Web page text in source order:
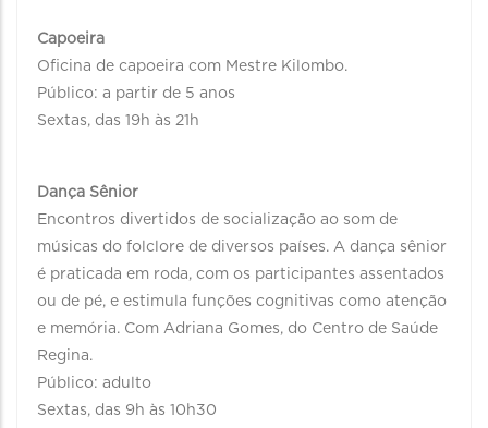
Capoeira
Oficina de capoeira com Mestre Kilombo.
Público: a partir de 5 anos
Sextas, das 19h às 21h
Dança Sênior
Encontros divertidos de socialização ao som de
músicas do folclore de diversos países. A dança sênior
é praticada em roda, com os participantes assentados
ou de pé, e estimula funções cognitivas como atenção
e memória. Com Adriana Gomes, do Centro de Saúde
Regina.
Público: adulto
Sextas, das 9h às 10h30